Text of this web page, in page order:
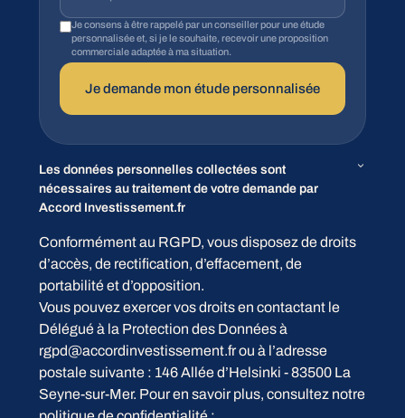
Je consens à être rappelé par un conseiller pour une étude
personnalisée et, si je le souhaite, recevoir une proposition
commerciale adaptée à ma situation.
Je demande mon étude personnalisée
Les données personnelles collectées sont
nécessaires au traitement de votre demande par
Accord Investissement.fr
Conformément au RGPD, vous disposez de droits
d’accès, de rectification, d’effacement, de
portabilité et d’opposition.
Vous pouvez exercer vos droits en contactant le
Délégué à la Protection des Données à
rgpd@accordinvestissement.frou à l’adresse
postale suivante : 146 Allée d’Helsinki - 83500 La
Seyne-sur-Mer. Pour en savoir plus, consultez notre